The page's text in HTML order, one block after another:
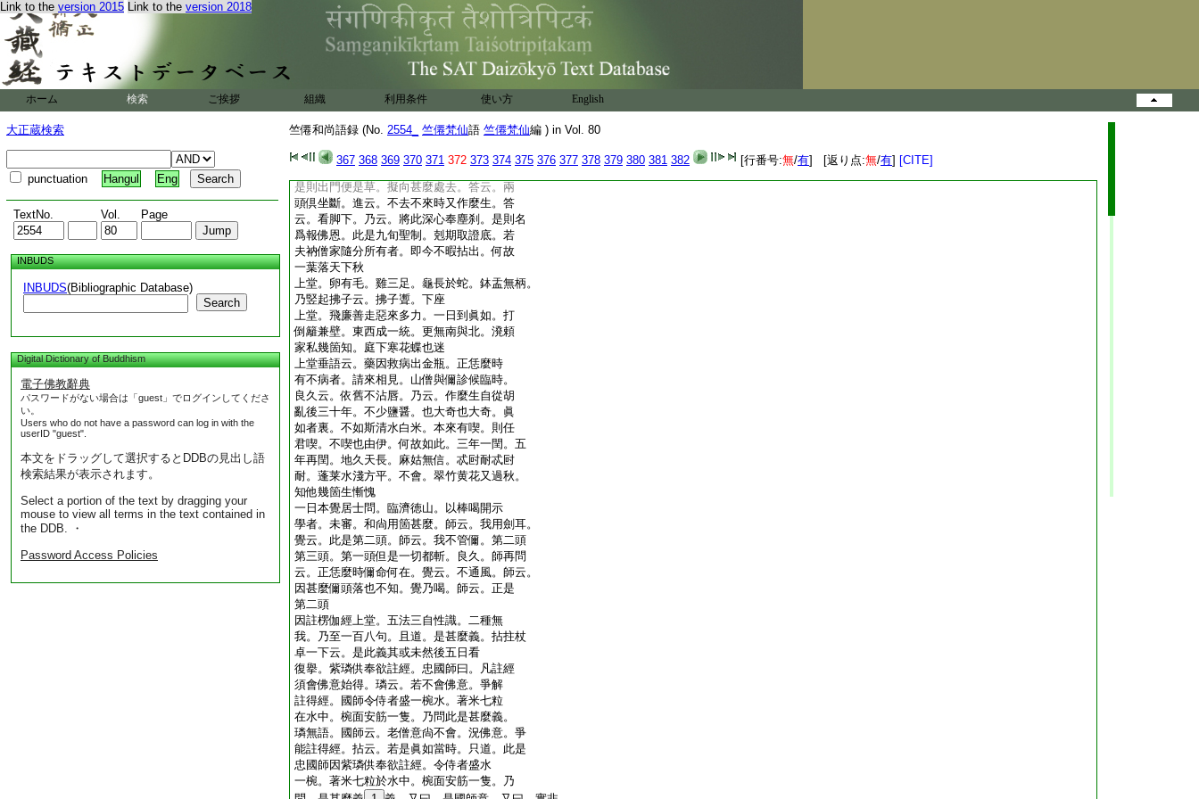
Link to the version 2015 Link to the version 2018
ホーム 検索 ご挨拶 組織 利用条件 使い方 English
大正蔵検索
punctuation Hangul Eng
TextNo. Vol. Page
INBUDS
INBUDS(Bibliographic Database)
Search
Digital Dictionary of Buddhism
電子佛教辭典
パスワードがない場合は「guest」でログインしてくださ
い。
Users who do not have a password can log in with the
userID "guest".
本文をドラッグして選択するとDDBの見出し語
検索結果が表示されます。
Select a portion of the text by dragging your
mouse to view all terms in the text contained in
the DDB. ・
Password Access Policies
竺僊和尚語録 (No. 2554_ 竺僊梵仙語 竺僊梵仙編 ) in Vol. 80
367 368 369 370 371 372 373 374 375 376 377 378 379 380 381 382 [行番号:無/有] [返り点:無/有] [CITE]
行者行也。儀者宜也所以道。行而宜之之謂
義。且道。如何是第一義。撃拂子云。向南
看北斗
解夏上堂。善玖侍者出問。參侍巾瓶九十
日。西來祖意不可得。快便難逢。請師端的。
答云。須彌頂上撃金鐘。進云。眞如解脱神通
遊戲。本自具足。何故有迷有悟。答云。盞子
撲落地楪子成七片。進云。與麼則人人解
却布袋頭。箇箇證自恣三昧去耶。答云。飛
龍在天。進云。秋初夏末。東去西去。萬里無
是則出門便是草。擬向甚麼處去。答云。兩
頭倶坐斷。進云。不去不來時又作麼生。答
云。看脚下。乃云。將此深心奉塵刹。是則名
爲報佛恩。此是九旬聖制。剋期取證底。若
夫衲僧家隨分所有者。即今不暇拈出。何故
一葉落天下秋
上堂。卵有毛。雞三足。龜長於蛇。鉢盂無柄。
乃竪起拂子云。拂子聻。下座
上堂。飛廉善走惡來多力。一日到眞如。打
倒籬兼壁。東西成一統。更無南與北。溌頼
家私幾箇知。庭下寒花蝶也迷
上堂垂語云。藥因救病出金瓶。正恁麼時
有不病者。請來相見。山僧與儞診候臨時。
良久云。依舊不沾唇。乃云。作麼生自從胡
亂後三十年。不少鹽醤。也大奇也大奇。眞
如者裏。不如斯清水白米。本來有喫。則任
君喫。不喫也由伊。何故如此。三年一閏。五
年再閏。地久天長。麻姑無信。忒尀耐忒尀
耐。蓬莱水淺方平。不會。翠竹黄花又過秋。
知他幾箇生慚愧
一日本覺居士問。臨濟徳山。以棒喝開示
學者。未審。和尙用箇甚麼。師云。我用劍耳。
覺云。此是第二頭。師云。我不管儞。第二頭
第三頭。第一頭但是一切都斬。良久。師再問
云。正恁麼時儞命何在。覺云。不通風。師云。
因甚麼儞頭落也不知。覺乃喝。師云。正是
第二頭
因註楞伽經上堂。五法三自性識。二種無
我。乃至一百八句。且道。是甚麼義。拈拄杖
卓一下云。是此義其或未然後五日看
復擧。紫璘供奉欲註經。忠國師曰。凡註經
須會佛意始得。璘云。若不會佛意。爭解
註得經。國師令侍者盛一椀水。著米七粒
在水中。椀面安筋一隻。乃問此是甚麼義。
璘無語。國師云。老僧意尙不會。況佛意。爭
能註得經。拈云。若是眞如當時。只道。此是
忠國師因紫璘供奉欲註經。令侍者盛水
一椀。著米七粒於水中。椀面安筋一隻。乃